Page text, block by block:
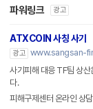
파워링크 광고
ATXCOIN 사칭 사기
광고 www.sangsan-
사기피해 대응 TF팀 상산
다.
피해구제센터 온라인 상담